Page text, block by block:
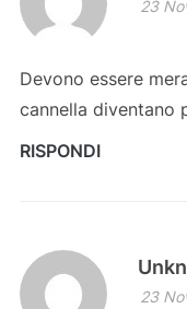
23
Devono essere
cannella diventano
RISPONDI
23